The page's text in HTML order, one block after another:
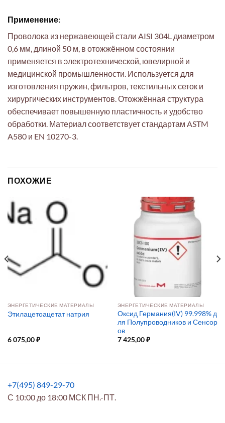
Применение:
Проволока из нержавеющей стали AISI 304L диаметром
0,6 мм, длиной 50 м, в отожжённом состоянии
применяется в электротехнической, ювелирной и
медицинской промышленности. Используется для
изготовления пружин, фильтров, текстильных сеток и
хирургических инструментов. Отожжённая структура
обеспечивает повышенную пластичность и удобство
обработки. Материал соответствует стандартам ASTM
A580 и EN 10270-3.
ПОХОЖИЕ
ЭНЕРГЕТИЧЕСКИЕ МАТЕРИАЛЫ
Этилацетоацетат натрия
6 075,00₽
ЭНЕРГЕТИЧЕСКИЕ МАТЕРИАЛЫ
Оксид Германия(IV) 99.998% д
ля Полупроводников и Сенсор
ов
7 425,00₽
+7(495) 849-29-70
С 10:00 до 18:00 МСК ПН.-ПТ.